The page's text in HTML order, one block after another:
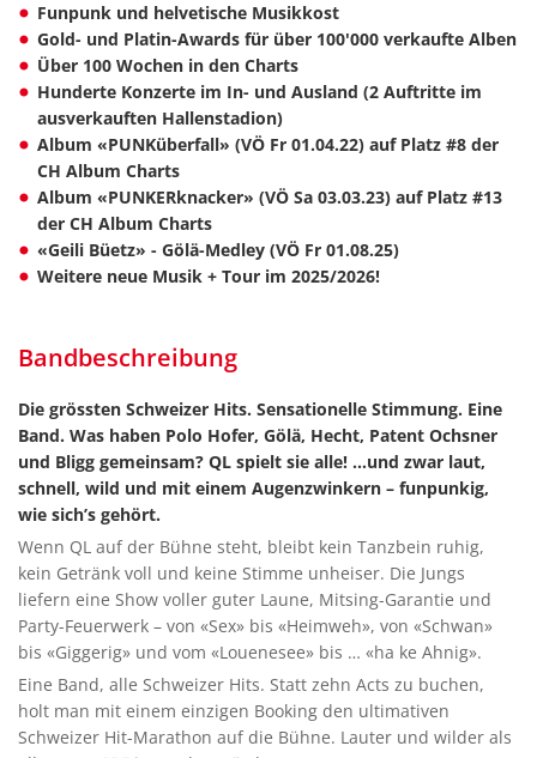
Funpunk und helvetische Musikkost
Gold- und Platin-Awards für über 100'000 verkaufte Alben
Über 100 Wochen in den Charts
Hunderte Konzerte im In- und Ausland (2 Auftritte im
ausverkauften Hallenstadion)
Album «PUNKüberfall» (VÖ Fr 01.04.22) auf Platz #8 der
CH Album Charts
Album «PUNKERknacker» (VÖ Sa 03.03.23) auf Platz #13
der CH Album Charts
«Geili Büetz» - Gölä-Medley (VÖ Fr 01.08.25)
Weitere neue Musik + Tour im 2025/2026!
Bandbeschreibung
Die grössten Schweizer Hits. Sensationelle Stimmung. Eine
Band. Was haben Polo Hofer, Gölä, Hecht, Patent Ochsner
und Bligg gemeinsam? QL spielt sie alle! …und zwar laut,
schnell, wild und mit einem Augenzwinkern – funpunkig,
wie sich’s gehört.
Wenn QL auf der Bühne steht, bleibt kein Tanzbein ruhig,
kein Getränk voll und keine Stimme unheiser. Die Jungs
liefern eine Show voller guter Laune, Mitsing-Garantie und
Party-Feuerwerk – von «Sex» bis «Heimweh», von «Schwan»
bis «Giggerig» und vom «Louenesee» bis … «ha ke Ahnig».
Eine Band, alle Schweizer Hits. Statt zehn Acts zu buchen,
holt man mit einem einzigen Booking den ultimativen
Schweizer Hit-Marathon auf die Bühne. Lauter und wilder als